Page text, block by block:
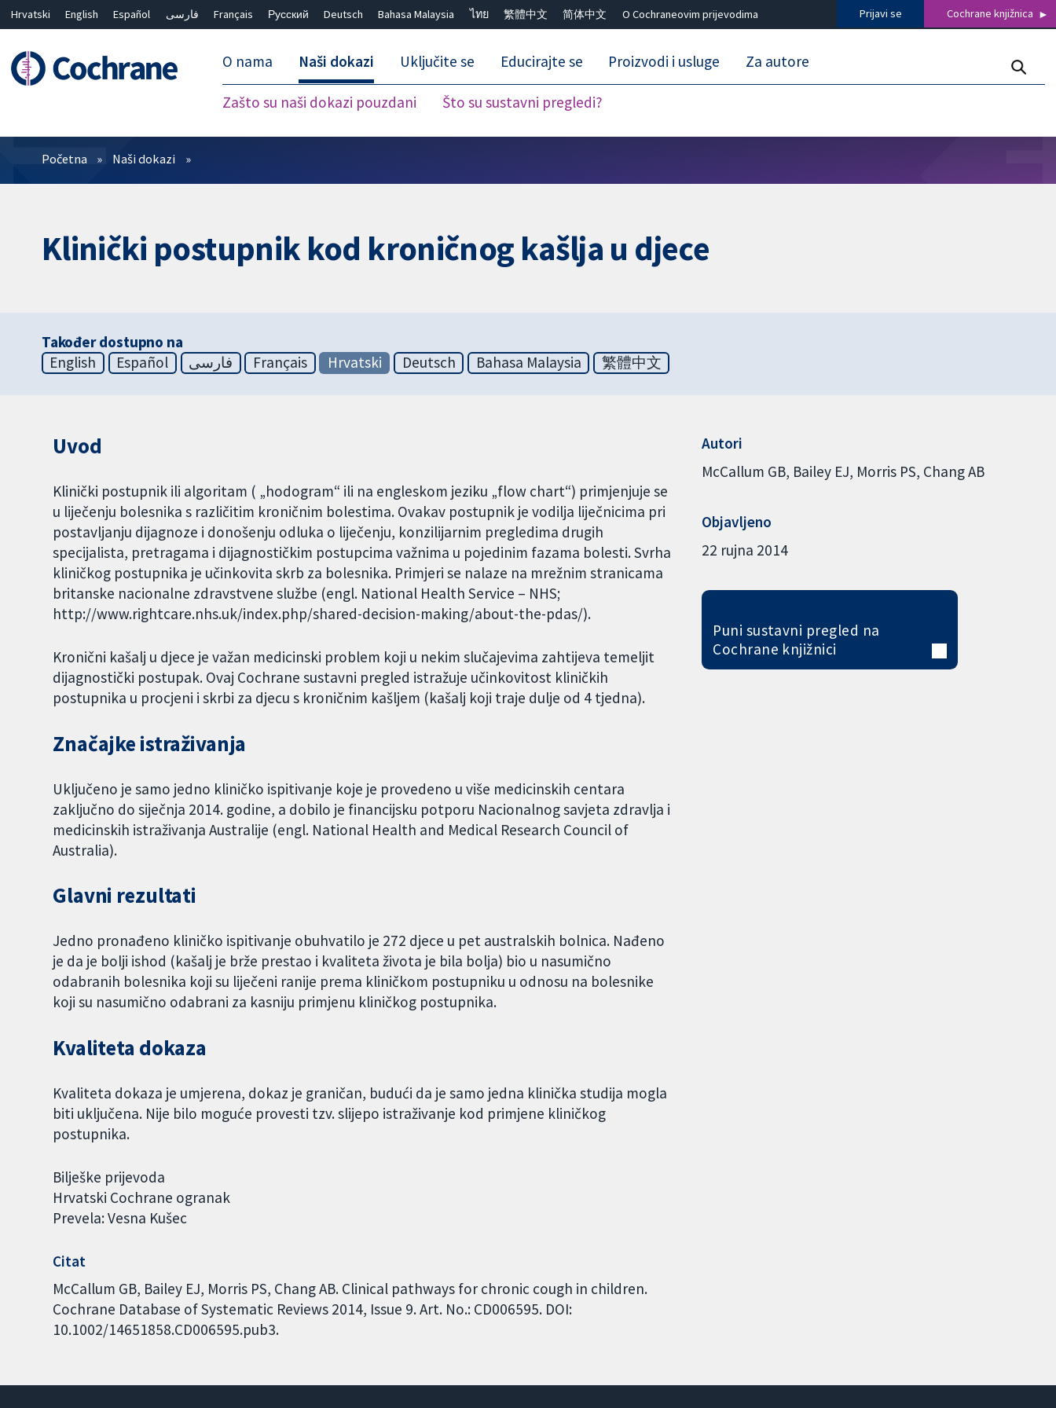
Hrvatski English Español فارسی Français Русский Deutsch Bahasa Malaysia ไทย 繁體中文 简体中文 O Cochraneovim prijevodima Prijavi se Cochrane knjižnica
O nama Naši dokazi
Zašto su naši dokazi pouzdani Što su sustavni pregledi?
Uključite se Educirajte se Proizvodi i usluge Za autore
Prečistači
Početna Naši dokazi
Klinički postupnik kod kroničnog kašlja u djece
Također dostupno na
English
Español فارسی Français Hrvatski Deutsch Bahasa Malaysia 繁體中文
Uvod
Klinički postupnik ili algoritam ( „hodogram“ ili na engleskom jeziku „flow chart“) primjenjuje se
u liječenju bolesnika s različitim kroničnim bolestima. Ovakav postupnik je vodilja liječnicima pri
postavljanju dijagnoze i donošenju odluka o liječenju, konzilijarnim pregledima drugih
specijalista, pretragama i dijagnostičkim postupcima važnima u pojedinim fazama bolesti. Svrha
kliničkog postupnika je učinkovita skrb za bolesnika. Primjeri se nalaze na mrežnim stranicama
britanske nacionalne zdravstvene službe (engl. National Health Service – NHS;
http://www.rightcare.nhs.uk/index.php/shared-decision-making/about-the-pdas/).
Kronični kašalj u djece je važan medicinski problem koji u nekim slučajevima zahtijeva temeljit
dijagnostički postupak. Ovaj Cochrane sustavni pregled istražuje učinkovitost kliničkih
postupnika u procjeni i skrbi za djecu s kroničnim kašljem (kašalj koji traje dulje od 4 tjedna).
Značajke istraživanja
Uključeno je samo jedno kliničko ispitivanje koje je provedeno u više medicinskih centara
zaključno do siječnja 2014. godine, a dobilo je financijsku potporu Nacionalnog savjeta zdravlja i
medicinskih istraživanja Australije (engl. National Health and Medical Research Council of
Australia).
Glavni rezultati
Jedno pronađeno kliničko ispitivanje obuhvatilo je 272 djece u pet australskih bolnica. Nađeno
je da je bolji ishod (kašalj je brže prestao i kvaliteta života je bila bolja) bio u nasumično
odabranih bolesnika koji su liječeni ranije prema kliničkom postupniku u odnosu na bolesnike
koji su nasumično odabrani za kasniju primjenu kliničkog postupnika.
Kvaliteta dokaza
Kvaliteta dokaza je umjerena, dokaz je graničan, budući da je samo jedna klinička studija mogla
biti uključena. Nije bilo moguće provesti tzv. slijepo istraživanje kod primjene kliničkog
postupnika.
Bilješke prijevoda
Hrvatski Cochrane ogranak
Prevela: Vesna Kušec
Citat
McCallum GB, Bailey EJ, Morris PS, Chang AB. Clinical pathways for chronic cough in children.
Cochrane Database of Systematic Reviews 2014, Issue 9. Art. No.: CD006595. DOI:
10.1002/14651858.CD006595.pub3.
Autori
McCallum GB Bailey EJ Morris PS Chang AB
Objavljeno
22 rujna 2014
Puni sustavni pregled na
Cochrane knjižnici